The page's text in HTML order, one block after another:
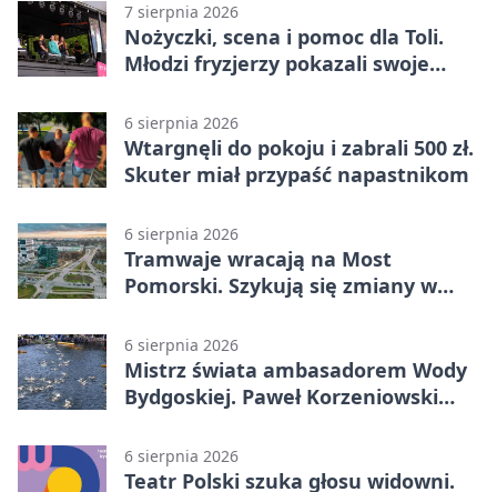
7 sierpnia 2026
Nożyczki, scena i pomoc dla Toli.
Młodzi fryzjerzy pokazali swoje
6 sierpnia 2026
Wtargnęli do pokoju i zabrali 500 zł.
Skuter miał przypaść napastnikom
6 sierpnia 2026
Tramwaje wracają na Most
Pomorski. Szykują się zmiany w
6 sierpnia 2026
Mistrz świata ambasadorem Wody
Bydgoskiej. Paweł Korzeniowski
6 sierpnia 2026
Teatr Polski szuka głosu widowni.